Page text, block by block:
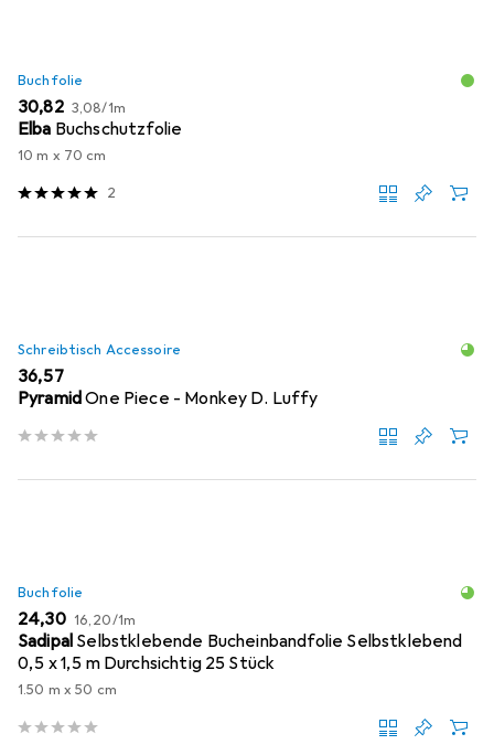
Buchfolie
EUR
30,82 EUR
3,08/1m
Elba Buchschutzfolie
10 m x 70 cm
2
Schreibtisch Accessoire
EUR
36,57
PyramidOne Piece - Monkey D. Luffy
Buchfolie
EUR
24,30 EUR
16,20/1m
Sadipal Selbstklebende Bucheinbandfolie Selbstklebend
0,5 x 1,5 m Durchsichtig 25 Stück
1.50 m x 50 cm